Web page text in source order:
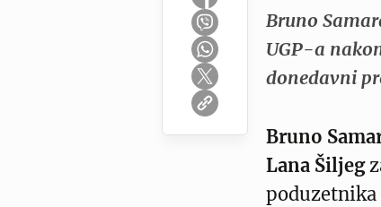
Bruno
UGP-a
donedavni
Bruno
Lana Šiljeg
poduzetnika